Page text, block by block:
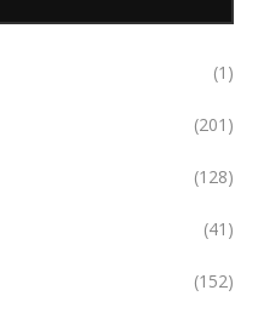
(1)
(201)
(128)
(41)
(152)